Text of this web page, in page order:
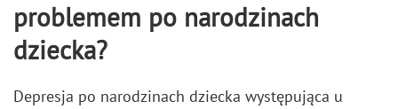
problemem po narodzinach
dziecka?
Depresja po narodzinach dziecka występująca u